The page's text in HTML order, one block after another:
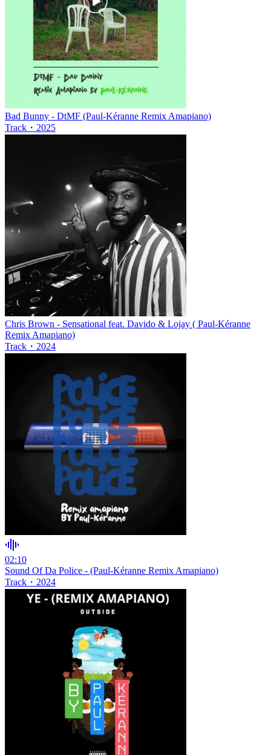
Bad Bunny - DtMF (Paul-Kéranne Remix Amapiano)
Track ・ 2025
Chris Brown - Sensational feat. Davido & Lojay ( Paul-Kéranne
Remix Amapiano)
Track ・ 2024
02:10
Sound Of Da Police - (Paul-Kéranne Remix Amapiano)
Track ・ 2024